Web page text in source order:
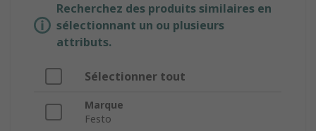
Recherchez des produits similaires en
sélectionnant un ou plusieurs
attributs.
Sélectionner tout
Marque
Festo